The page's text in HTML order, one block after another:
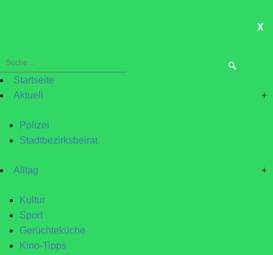
X
Suche
nach:Startseite
Aktuell
+
Polizei
Stadtbezirksbeirat
Alltag +
Kultur
Sport
Gerüchteküche
Kino-Tipps